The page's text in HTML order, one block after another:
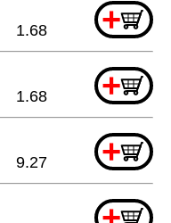
+
1.68
+
1.68
+
9.27